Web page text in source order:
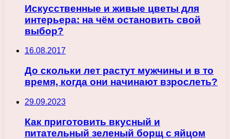
Искусственные и живые цветы для
интерьера: на чём остановить свой
выбор?
16.08.2017
До скольки лет растут мужчины и в то
время, когда они начинают взрослеть?
29.09.2023
Как приготовить вкусный и
питательный зеленый борщ с яйцом